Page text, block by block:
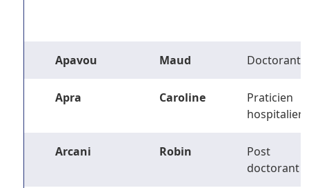
Apavou Maud Doctorant
Apra Caroline
Praticien
hospitalier
Arcani Robin
Post
doctorant